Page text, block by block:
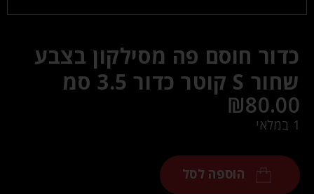
כדור חוסם פה מסילקון בצבע
שחור S קוטר כדור 3.5 סמ
₪80.00
1 במלאי
הוספה לסל